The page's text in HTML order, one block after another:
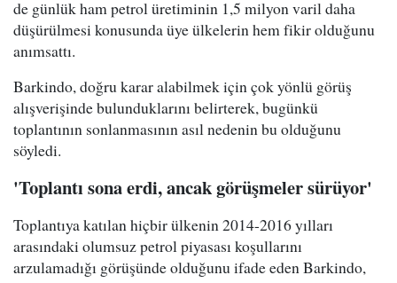
de günlük ham petrol üretiminin 1,5 milyon varil daha
düşürülmesi konusunda üye ülkelerin hem fikir olduğunu
anımsattı.
Barkindo, doğru karar alabilmek için çok yönlü görüş
alışverişinde bulunduklarını belirterek, bugünkü
toplantının sonlanmasının asıl nedenin bu olduğunu
söyledi.
'Toplantı sona erdi, ancak görüşmeler sürüyor'
Toplantıya katılan hiçbir ülkenin 2014-2016 yılları
arasındaki olumsuz petrol piyasası koşullarını
arzulamadığı görüşünde olduğunu ifade eden Barkindo,